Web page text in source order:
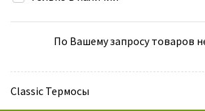
По Вашему запросу товаров
Classic Термосы